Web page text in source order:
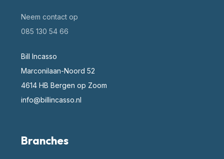
Neem contact op
085 130 54 66
Bill Incasso
Marconilaan-Noord 52
4614 HB Bergen op Zoom
info@billincasso.nl
Branches